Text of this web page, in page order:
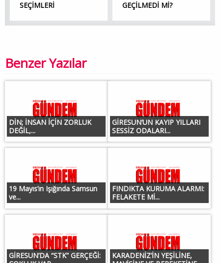
SEÇİMLERİ
GEÇİLMEDİ Mİ?
Benzer Yazılar
DİN; İNSAN İÇİN ZORLUK
DEĞİL,...
GİRESUN’UN KAYIP YILLARI
SESSİZ ODALARI...
19 Mayıs’ın Işığında Samsun
ve...
FINDIKTA KURUMA ALARMI:
FELAKETE Mİ...
GİRESUN’DA “STK” GERÇEĞİ:
KARADENİZ’İN YEŞİLİNE,